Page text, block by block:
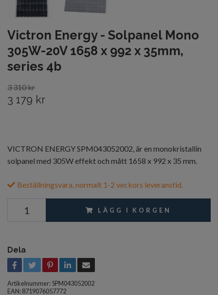
Victron Energy - Solpanel Mono
305W-20V 1658 x 992 x 35mm,
series 4b
3 310 kr
3 179 kr
VICTRON ENERGY SPM043052002, är en monokristallin
solpanel med 305W effekt och mått 1658 x 992 x 35 mm.
Beställningsvara, normalt 1-2 veckors leveranstid.
LÄGG I KORGEN
Dela
Artikelnummer:SPM043052002
EAN: 8719076057772